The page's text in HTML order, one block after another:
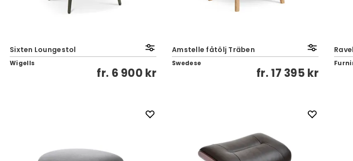
Sixten Loungestol
Wigells
fr. 6 900 kr
Amstelle fåtölj Träben
Swedese
fr. 17 395 kr